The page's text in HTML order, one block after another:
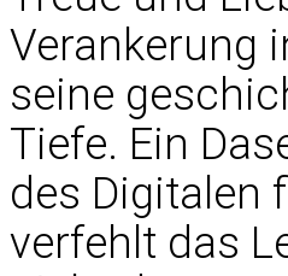
Verankerung
seine
Tiefe. Ein
des Digitalen
verfehlt das